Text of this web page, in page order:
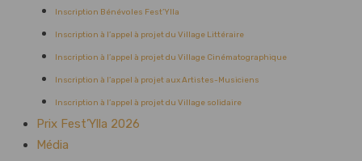
Inscription Bénévoles Fest’Ylla
Inscription à l’appel à projet du Village Littéraire
Inscription à l’appel à projet du Village Cinématographique
Inscription à l’appel à projet aux Artistes-Musiciens
Inscription à l’appel à projet du Village solidaire
Prix Fest’Ylla 2026
Média